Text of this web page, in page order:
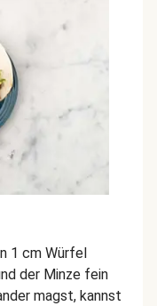
1 cm Würfel
der Minze fein
magst, kannst